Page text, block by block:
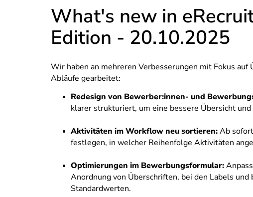
What's new in
Edition - 20.10.2025
Wir haben an mehreren Verbesserungen mit Fokus
Abläufe gearbeitet:
Redesign von Bewerber:innen- und
klarer strukturiert, um eine bessere Übersicht
Aktivitäten im Workflow neu sortieren:Ab
festlegen, in welcher Reihenfolge Aktivitäten
Optimierungen im Bewerbungsformular:
Anordnung von Überschriften, bei den Labels
Standardwerten.